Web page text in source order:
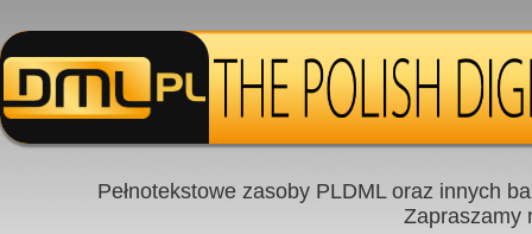
Pełnotekstowe zasoby PLDML oraz innych
Zapraszamy